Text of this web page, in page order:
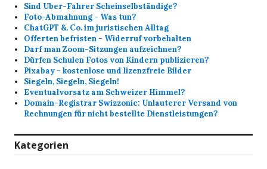
Sind Uber-Fahrer Scheinselbständige?
Foto-Abmahnung - Was tun?
ChatGPT &. Co. im juristischen Alltag
Offerten befristen - Widerruf vorbehalten
Darf man Zoom-Sitzungen aufzeichnen?
Dürfen Schulen Fotos von Kindern publizieren?
Pixabay - kostenlose und lizenzfreie Bilder
Siegeln, Siegeln, Siegeln!
Eventualvorsatz am Schweizer Himmel?
Domain-Registrar Swizzonic: Unlauterer Versand von
Rechnungen für nicht bestellte Dienstleistungen?
Kategorien